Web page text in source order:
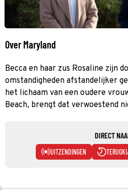
Over Maryland
Becca en haar zus Rosaline zijn
omstandigheden afstandelijker
het lichaam van een oudere
Beach, brengt dat verwoestend
DIRECT
UITZENDINGEN